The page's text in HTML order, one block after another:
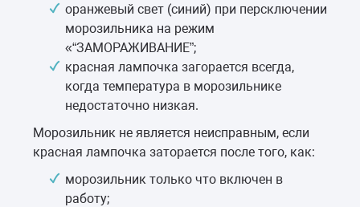
оранжевый свет (синий) при персключении
морозильника на режим
«“ЗАМОРАЖИВАНИЕ”;
красная лампочка загорается всегда,
когда температура в морозильнике
недостаточно низкая.
Морозильник не является неисправным, если
красная лампочка заторается после того, как:
морозильник только что включен в
работу;